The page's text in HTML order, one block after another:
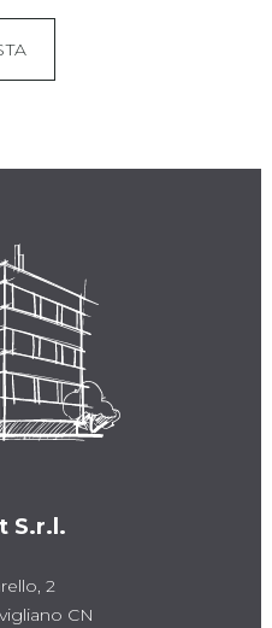
S.r.l.
2
CN